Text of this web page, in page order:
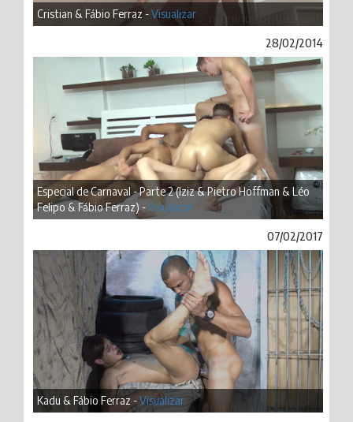
Cristian & Fábio Ferraz -Visualizar
28/02/2014
Especial de Carnaval - Parte 2 (Iziz & Pietro Hoffman & Léo
Felipo & Fábio Ferraz) -Visualizar
07/02/2017
Kadu & Fábio Ferraz -Visualizar